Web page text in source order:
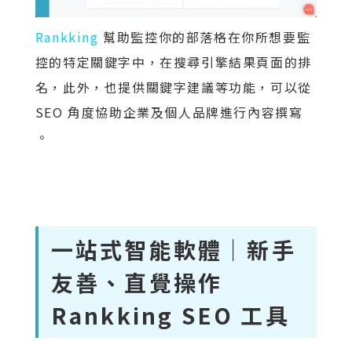
Rankking 幫助監控你的部落格在你所想要監
控的特定關鍵字中，在搜尋引擎結果頁面的排
名，此外，也提供關鍵字建議等功能，可以從
SEO 角度協助企業及個人品牌進行內容撰寫
。
一站式智能軟體｜新手
友善、直覺操作
Rankking SEO 工具